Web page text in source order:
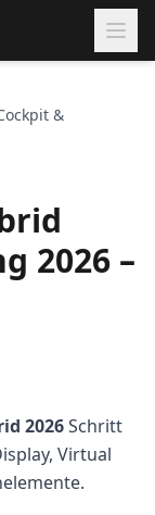
&
2026 –
2026Schritt
Virtual